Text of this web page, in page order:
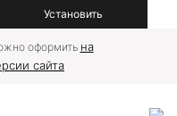
Установить
оформить на
сайта